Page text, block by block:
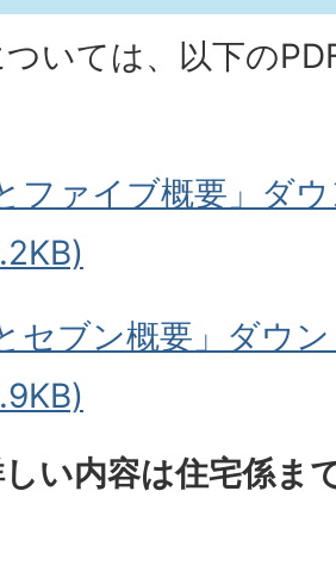
いては、以下の
ファイブ概要」ダ
セブン概要」ダウ
しい内容は住宅係